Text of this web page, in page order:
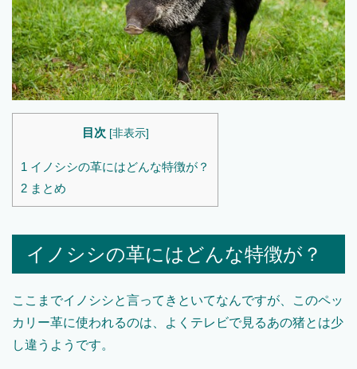
目次 [非表示]
1 イノシシの革にはどんな特徴が？
2 まとめ
イノシシの革にはどんな特徴が？
ここまでイノシシと言ってきといてなんですが、このペッ
カリー革に使われるのは、よくテレビで見るあの猪とは少
し違うようです。